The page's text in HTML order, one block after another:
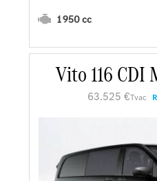
1 950 cc
En savoir plus
Demander une
Vito 116 CDI
63.525 €Tvac